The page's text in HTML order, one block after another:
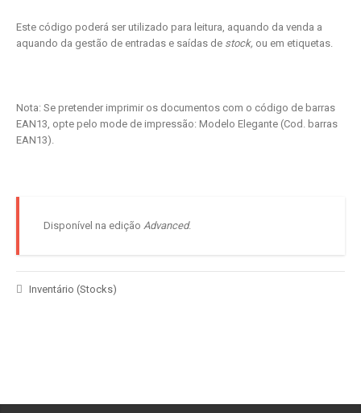
Este código poderá ser utilizado para leitura, aquando da venda a
aquando da gestão de entradas e saídas de stock, ou em etiquetas.
Nota: Se pretender imprimir os documentos com o código de barras
EAN13, opte pelo mode de impressão: Modelo Elegante (Cod. barras
EAN13).
Disponível na edição Advanced.
Inventário (Stocks)